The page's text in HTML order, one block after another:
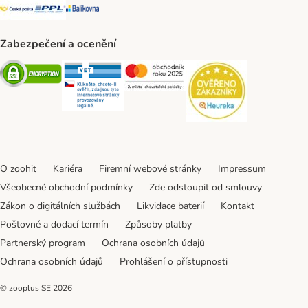
Česká pošta Shipping Method
PPL Shipping Method
Balíkovna Shipping Method
Zabezpečení a ocenění
Security Security Security
O zoohit Kariéra Firemní webové stránky
Impressum
Všeobecné obchodní podmínky
Zde odstoupit od smlouvy
Zákon o digitálních službách
Likvidace baterií
Kontakt
Poštovné a dodací termín
Způsoby platby
Partnerský program
Ochrana osobních údajů
Ochrana osobních údajů
Prohlášení o přístupnosti
© zooplus SE 2026